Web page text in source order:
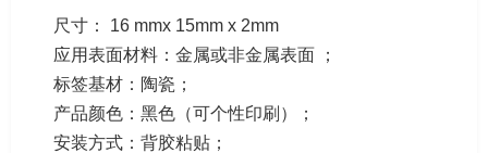
尺寸： 16 mmx 15mm x 2mm
应用表面材料：金属或非金属表面 ；
标签基材：陶瓷；
产品颜色：黑色（可个性印刷）；
安装方式：背胶粘贴；